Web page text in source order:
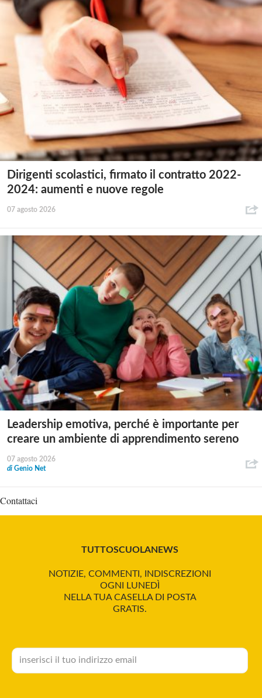
Dirigenti scolastici, firmato il contratto 2022-
2024: aumenti e nuove regole
07 agosto 2026
Leadership emotiva, perché è importante per
creare un ambiente di apprendimento sereno
07 agosto 2026
di Genio Net
Contattaci
TUTTOSCUOLANEWS
NOTIZIE, COMMENTI, INDISCREZIONI
OGNI LUNEDÌ
NELLA TUA CASELLA DI POSTA
GRATIS.